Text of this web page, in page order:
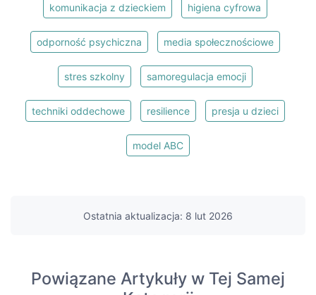
komunikacja z dzieckiem higiena cyfrowa
odporność psychiczna media społecznościowe
stres szkolny samoregulacja emocji
techniki oddechowe resilience presja u dzieci
model ABC
Ostatnia aktualizacja: 8 lut 2026
Powiązane Artykuły w Tej Samej